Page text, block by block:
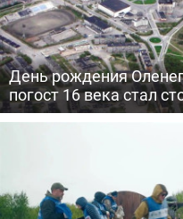
День рождения
погост 16 века стал